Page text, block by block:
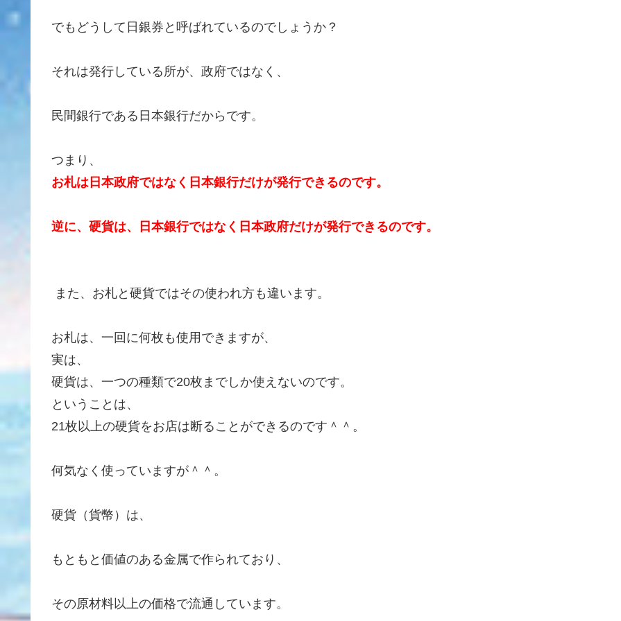
でもどうして日銀券と呼ばれているのでしょうか？
それは発行している所が、政府ではなく、
民間銀行である日本銀行だからです。
つまり、
お札は日本政府ではなく日本銀行だけが発行できるのです。
逆に、硬貨は、日本銀行ではなく日本政府だけが発行できるのです。
また、お札と硬貨ではその使われ方も違います。
お札は、一回に何枚も使用できますが、
実は、
硬貨は、一つの種類で20枚までしか使えないのです。
ということは、
21枚以上の硬貨をお店は断ることができるのです＾＾。
何気なく使っていますが＾＾。
硬貨（貨幣）は、
もともと価値のある金属で作られており、
その原材料以上の価格で流通しています。